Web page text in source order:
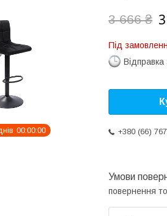
00 00 00
3 666 ₴
Під
+380 (66)
повернення